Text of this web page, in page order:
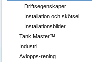
Driftsegenskaper
Installation och skötsel
Installationsbilder
Tank Master™
Industri
Avlopps-rening